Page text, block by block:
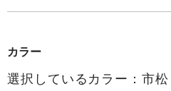
カラー
選択しているカラー：市松